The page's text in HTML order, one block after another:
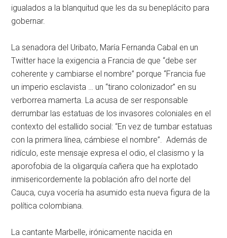
igualados a la blanquitud que les da su beneplácito para
gobernar.
La senadora del Uribato, María Fernanda Cabal en un
Twitter hace la exigencia a Francia de que “debe ser
coherente y cambiarse el nombre” porque “Francia fue
un imperio esclavista … un “tirano colonizador” en su
verborrea mamerta. La acusa de ser responsable
derrumbar las estatuas de los invasores coloniales en el
contexto del estallido social: “En vez de tumbar estatuas
con la primera línea, cámbiese el nombre”. Además de
ridículo, este mensaje expresa el odio, el clasismo y la
aporofobia de la oligarquía cañera que ha explotado
inmisericordemente la población afro del norte del
Cauca, cuya vocería ha asumido esta nueva figura de la
política colombiana.
La cantante Marbelle, irónicamente nacida en